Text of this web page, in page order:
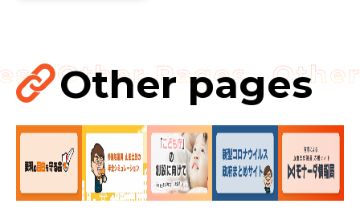
経済政策
製造業Other pages